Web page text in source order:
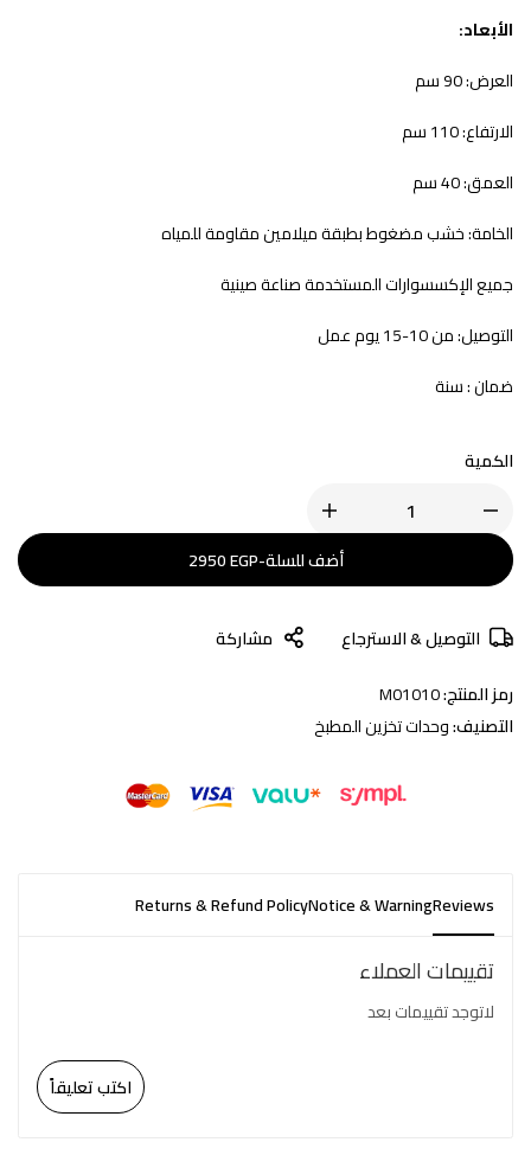
الأبعاد:
العرض: 90 سم
الارتفاع: 110 سم
العمق: 40 سم
الخامة: خشب مضغوط بطبقة ميلامين مقاومة للمياه
جميع الإكسسوارات المستخدمة صناعة صينية
التوصيل: من 10-15 يوم عمل
ضمان : سنة
الكمية
أضف للسلة-
2950EGP
التوصيل & الاسترجاع
مشاركة
رمز المنتج:M01010
التصنيف:وحدات تخزين المطبخ
Reviews
Notice & Warning
Returns & Refund Policy
تقييمات العملاء
لاتوجد تقييمات بعد
اكتب تعليقاً